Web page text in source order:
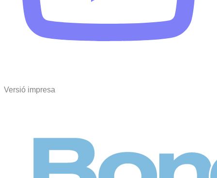
Versió impresa